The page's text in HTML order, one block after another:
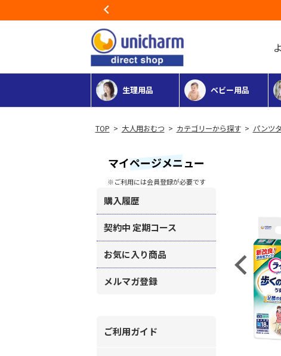
生理用品 ベビー用品
> 大人用おむつ > カテゴリーから探す> パンツ
マイページメニュー
※ご利用には会員登録が必要です
購入履歴
契約中 定期コース
お気に入り商品
メルマガ登録
ご利用ガイド
Previous